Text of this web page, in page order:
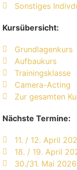
Sonstiges
Kursübersicht:
Grundlagenkurs
Aufbaukurs
Trainingsklasse
Camera-Acting
Zur gesamten
Nächste Termine:
11. / 12. April
18. / 19. April
30./31. Mai